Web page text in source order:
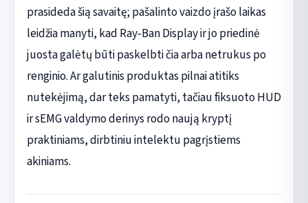
prasideda šią savaitę; pašalinto vaizdo įrašo laikas
leidžia manyti, kad Ray‑Ban Display ir jo priedinė
juosta galėtų būti paskelbti čia arba netrukus po
renginio. Ar galutinis produktas pilnai atitiks
nutekėjimą, dar teks pamatyti, tačiau fiksuoto HUD
ir sEMG valdymo derinys rodo naują kryptį
praktiniams, dirbtiniu intelektu pagrįstiems
akiniams.